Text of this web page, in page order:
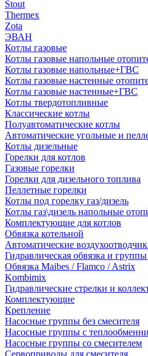
Stout
Thermex
Zota
ЭВАН
Котлы газовые
Котлы газовые напольные
Котлы газовые напольные+ГВС
Котлы газовые настенные
Котлы газовые настенные+ГВС
Котлы твердотопливные
Классические котлы
Полуавтоматические котлы
Автоматические угольные и
Котлы дизельные
Горелки для котлов
Газовые горелки
Горелки для дизельного топлива
Пеллетные горелки
Котлы под горелку газ/дизель
Котлы газ\дизель напольные
Комплектующие для котлов
Обвязка котельной
Автоматические
Гидравлическая обвязка и
Обвязка Maibes / Flamco / Astrix
Kombimix
Гидравлические стрелки и
Комплектующие
Крепление
Насосные группы без смесителя
Насосные группы с
Насосные группы со смесителем
Сервоприводы для смесителя